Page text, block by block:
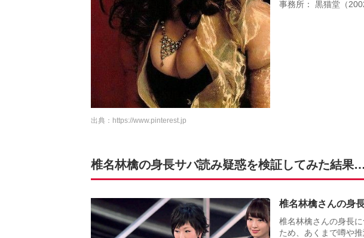
事務所： 黒猫堂（
出典： https://www.pinterest.jp
椎名林檎の身長サバ読み疑惑を検証してみた結果…
椎名林檎さんの身
椎名林檎さんの身長
ため、あくまで噂や